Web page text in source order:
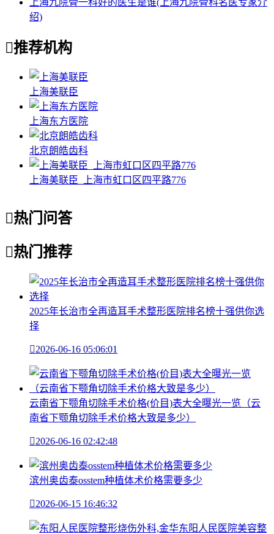
绍)
推荐机构
上海美联臣
上海东方医院
北京朗皓齿科
上海美联臣_上海市虹口区四平路776
热门问答
热门推荐
2025年长治市全再造耳手术整形医院排名榜十强供你选
择
2026-06-16 05:06:01
云南省下颚角切除手术价格(价目)表大全曝光一览（云
南省下颚角切除手术价格大致是多少）
2026-06-16 02:42:48
滨州奥齿泰osstem种植体术价格需要多少
2026-06-15 16:46:32